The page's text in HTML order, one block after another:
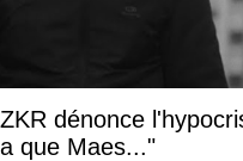
ZKR dénonce
a que Maes..."